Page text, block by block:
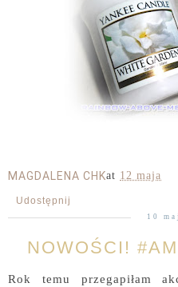
MAGDALENA CHKat 12 maja
Udostępnij
10
NOWOŚCI!
Rok temu przegapiłam